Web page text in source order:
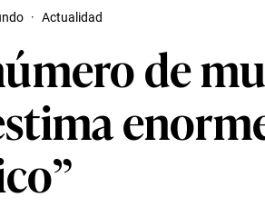
· Actualidad
de